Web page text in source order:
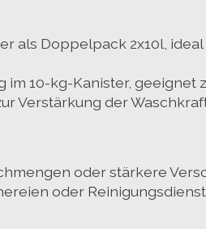
als Doppelpack 2x10l,
im 10-kg-Kanister,
Verstärkung der
oder stärkere
oder